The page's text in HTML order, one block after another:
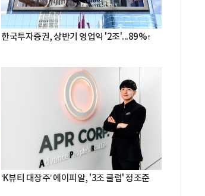
한국투자증권, 상반기 영업익 '2조'...89%↑
‘K뷰티 대장주’ 에이피알, '3조 클럽' 정조준